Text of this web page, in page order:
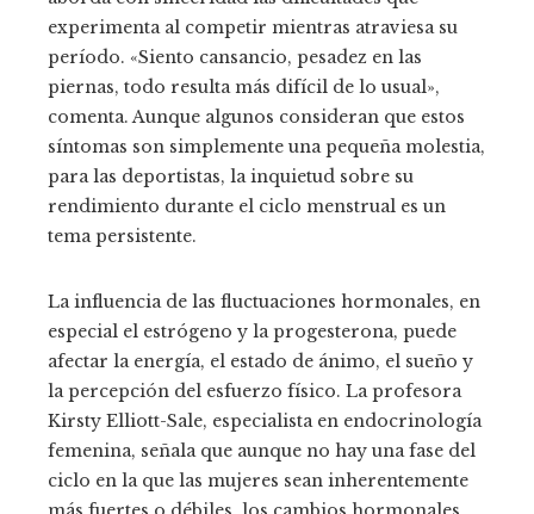
experimenta al competir mientras atraviesa su
período. «Siento cansancio, pesadez en las
piernas, todo resulta más difícil de lo usual»,
comenta. Aunque algunos consideran que estos
síntomas son simplemente una pequeña molestia,
para las deportistas, la inquietud sobre su
rendimiento durante el ciclo menstrual es un
tema persistente.
La influencia de las fluctuaciones hormonales, en
especial el estrógeno y la progesterona, puede
afectar la energía, el estado de ánimo, el sueño y
la percepción del esfuerzo físico. La profesora
Kirsty Elliott-Sale, especialista en endocrinología
femenina, señala que aunque no hay una fase del
ciclo en la que las mujeres sean inherentemente